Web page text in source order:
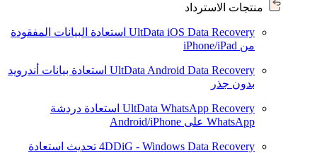
منتجات الاسترداد
UltData iOS Data Recovery استعادة البيانات المفقودة
من iPhone/iPad
UltData Android Data Recovery استعادة بيانات أندرويد
بدون جذر
UltData WhatsApp Recovery استعادة دردشة
WhatsApp على Android/iPhone
4DDiG - Windows Data Recovery تحديث استعادة